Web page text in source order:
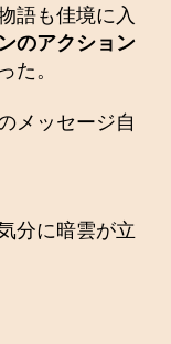
語も佳境に入
のアクション
た。
メッセージ自
分に暗雲が立